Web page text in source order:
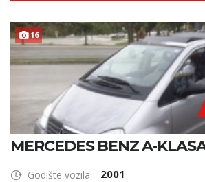
16
MERCEDES BENZ A-
Godište vozila 2001